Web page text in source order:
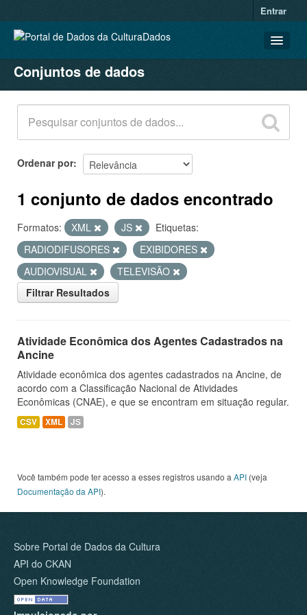
Entrar
CONJUNTOS DE DADOS
ORGANIZAÇÕES
GRUPOS
SOBRE
Conjuntos de dados
Ordenar por
1 conjunto de dados encontrado
Formatos: XML JS
Etiquetas:
RADIODIFUSORES
EXIBIDORES
AUDIOVISUAL
TELEVISÃO
Filtrar Resultados
Atividade Econômica dos Agentes Cadastrados na
Ancine
Atividade econômica dos agentes cadastrados na Ancine, de
acordo com a Classificação Nacional de Atividades
Econômicas (CNAE), e que se encontram em situação regular.
CSV XML JS
Você também pode ter acesso a esses registros usando a API (veja
Documentação da API).
Sobre Portal de Dados da Cultura
API do CKAN
Open Knowledge Foundation